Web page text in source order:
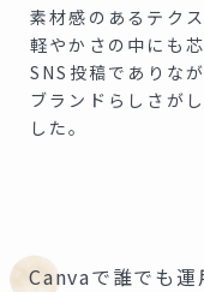
素材感のあるテク
軽やかさの中にも
SNS投稿でありな
ブランドらしさが
した。
Canvaで誰でも